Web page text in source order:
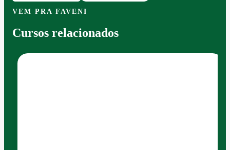
VEM PRA FAVENI
Cursos relacionados